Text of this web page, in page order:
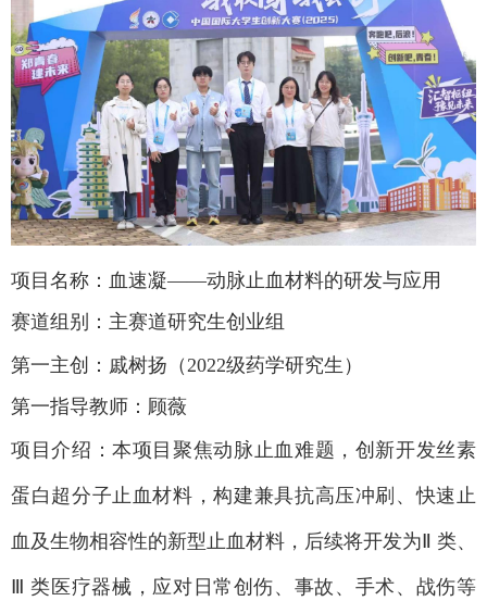
项目名称：血速凝——动脉止血材料的研发与应用
赛道组别：主赛道研究生创业组
第一主创：戚树扬（2022级药学研究生）
第一指导教师：顾薇
项目介绍：本项目聚焦动脉止血难题，创新开发丝素
蛋白超分子止血材料，构建兼具抗高压冲刷、快速止
血及生物相容性的新型止血材料，后续将开发为Ⅱ 类、
Ⅲ类医疗器械，应对日常创伤、事故、手术、战伤等